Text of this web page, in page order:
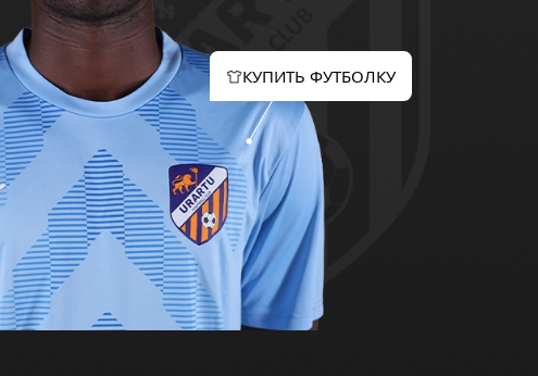
КУПИТЬ ФУТБОЛКУ